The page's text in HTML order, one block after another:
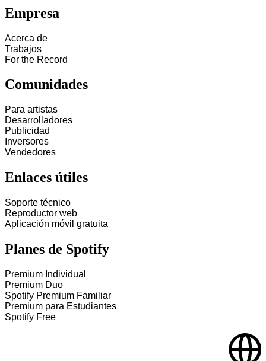
Empresa
Acerca de
Trabajos
For the Record
Comunidades
Para artistas
Desarrolladores
Publicidad
Inversores
Vendedores
Enlaces útiles
Soporte técnico
Reproductor web
Aplicación móvil gratuita
Planes de Spotify
Premium Individual
Premium Duo
Spotify Premium Familiar
Premium para Estudiantes
Spotify Free